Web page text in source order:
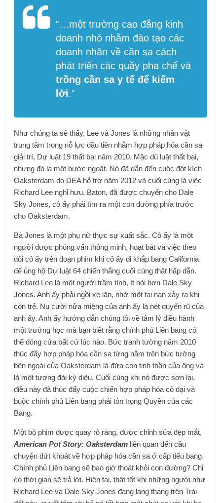
“…một trường cao đẳng kinh
doanh nhỏ nhằm đào tạo các
doanh nhân về cần sa cách
phát triển các quầy pha chế và
trồng cần sa y tế để kiếm
lời.”
Như chúng ta sẽ thấy, Lee và Jones là những nhân vật
trung tâm trong nỗ lực đầu tiên nhằm hợp pháp hóa cần sa
giải trí, Dự luật 19 thất bại năm 2010. Mặc dù luật thất bại,
nhưng đó là một bước ngoặt. Nó đã dẫn đến cuộc đột kích
Oaksterdam do DEA hỗ trợ năm 2012 và cuối cùng là việc
Richard Lee nghỉ hưu. Baton, đã được chuyển cho Dale
Sky Jones, cô ấy phải tìm ra một con đường phía trước
cho Oaksterdam.
Bà Jones là một phụ nữ thực sự xuất sắc. Cô ấy là một
người được phỏng vấn thông minh, hoạt bát và việc theo
dõi cô ấy trên đoạn phim khi cô ấy đi khắp bang California
để ủng hộ Dự luật 64 chiến thắng cuối cùng thật hấp dẫn.
Richard Lee là một người trầm tính, ít nói hơn Dale Sky
Jones. Anh ấy phải ngồi xe lăn, nhờ một tai nạn xảy ra khi
còn trẻ. Nụ cười nửa miệng của anh ấy là nét quyến rũ của
anh ấy. Anh ấy hướng dẫn chúng tôi về tâm lý điều hành
một trường học mà bạn biết rằng chính phủ Liên bang có
thể đóng cửa bất cứ lúc nào. Bức tranh tường năm 2010
thúc đẩy hợp pháp hóa cần sa từng nằm trên bức tường
bên ngoài của Oaksterdam là đứa con tinh thần của ông và
là một tượng đài kỳ diệu. Cuối cùng khi nó được sơn lại,
điều này đã thúc đẩy cuộc chiến hợp pháp hóa cỏ dại và
buộc chính phủ Liên bang phải tôn trọng Quyền của các
Bang.
Một bộ phim được quay rõ ràng, được chỉnh sửa đẹp mắt,
American Pot Story: Oaksterdam liên quan đến câu
chuyện dứt khoát về hợp pháp hóa cần sa ở cấp tiểu bang.
Chính phủ Liên bang sẽ bao giờ thoát khỏi con đường? Chỉ
có thời gian sẽ trả lời. Hiện tại, thật tốt khi những người như
Richard Lee và Dale Sky Jones đang lang thang trên Trái